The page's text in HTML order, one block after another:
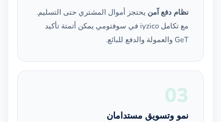
نظام دفع آمن يحتجز أموال المشتري حتى التسليم.
مع تكامل iyzico في سوفتومي يمكن أتمتة تأكيد
GeT والعمولة والدفع للبائع.
03
نمو وتسويق مستدامان